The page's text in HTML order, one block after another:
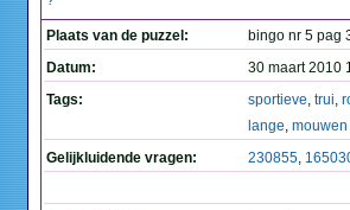
Plaats van de puzzel:
bingo nr 5 pag
Datum:
30 maart 2010
Tags:
sportieve, trui,
lange, mouwen
Gelijkluidende vragen:
230855,